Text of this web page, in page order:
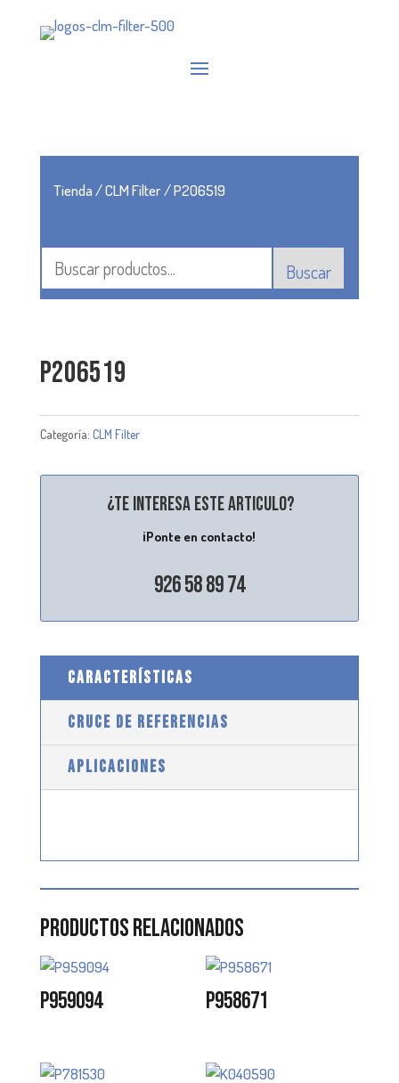
Tienda/CLM Filter/ P206519
Buscar
P206519
Categoría: CLM Filter
¿Te interesa este articulo?
¡Ponte en contacto!
926 58 89 74
CARACTERÍSTICAS
CRUCE DE REFERENCIAS
APLICACIONES
Productos relacionados
P959094 P958671